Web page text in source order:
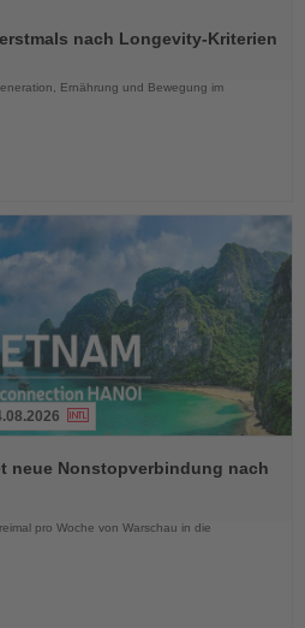
nach Longevity-Kriterien
Ernährung und Bewegung im
neue Nonstopverbindung nach
pro Woche von Warschau in die